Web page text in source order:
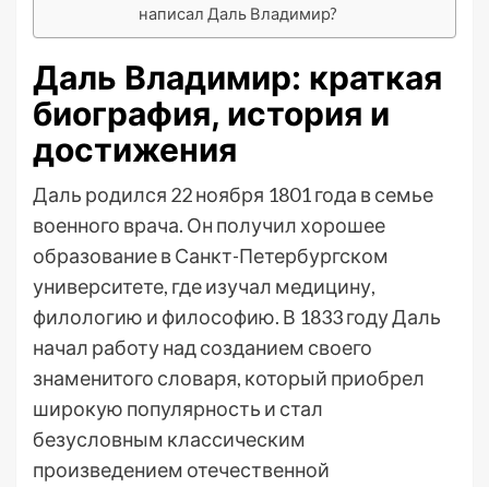
написал Даль Владимир?
Даль Владимир: краткая
биография, история и
достижения
Даль родился 22 ноября 1801 года в семье
военного врача. Он получил хорошее
образование в Санкт-Петербургском
университете, где изучал медицину,
филологию и философию. В 1833 году Даль
начал работу над созданием своего
знаменитого словаря, который приобрел
широкую популярность и стал
безусловным классическим
произведением отечественной